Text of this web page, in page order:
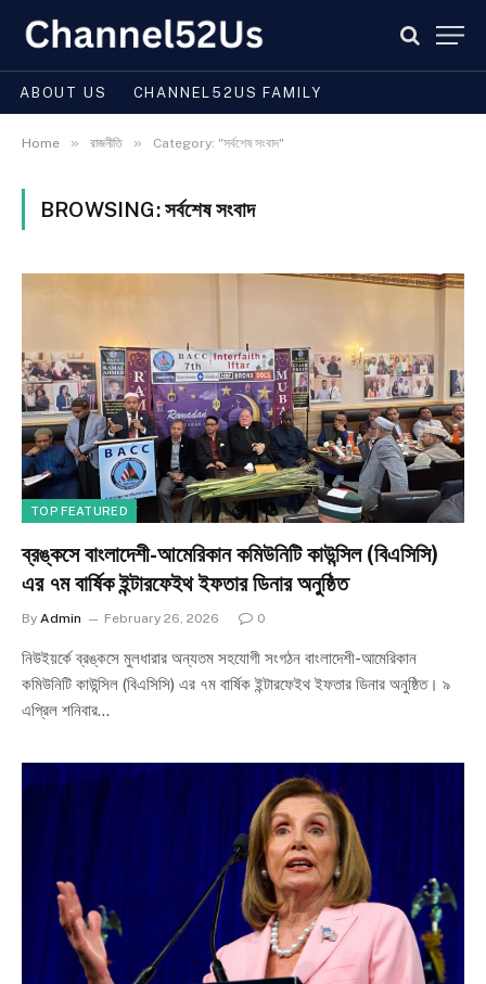
ABOUT US CHANNEL52US FAMILY
Home » রাজনীতি » Category: "সর্বশেষ সংবাদ"
BROWSING:সর্বশেষ সংবাদ
TOP FEATURED
ব্রঙ্কসে বাংলাদেশী-আমেরিকান কমিউনিটি কাউন্সিল (বিএসিসি)
এর ৭ম বার্ষিক ইন্টারফেইথ ইফতার ডিনার অনুষ্ঠিত
By Admin February 26, 2026 0
নিউইয়র্কে ব্রঙ্কসে মুলধারার অন্যতম সহযোগী সংগঠন বাংলাদেশী-আমেরিকান
কমিউনিটি কাউন্সিল (বিএসিসি) এর ৭ম বার্ষিক ইন্টারফেইথ ইফতার ডিনার অনুষ্ঠিত। ৯
এপ্রিল শনিবার…